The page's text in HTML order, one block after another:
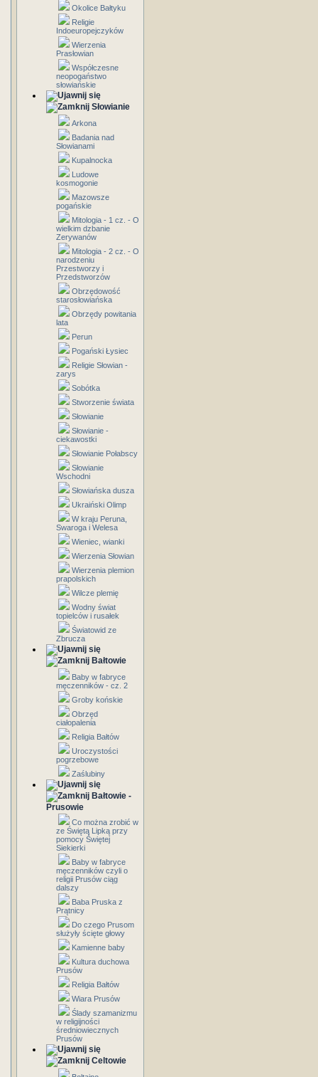
Okolice Bałtyku
Religie
Indoeuropejczyków
Wierzenia
Prasłowian
Współczesne
neopogaństwo
słowiańskie
Słowianie
Arkona
Badania nad
Słowianami
Kupalnocka
Ludowe
kosmogonie
Mazowsze
pogańskie
Mitologia - 1 cz. - O
wielkim dzbanie
Zerywanów
Mitologia - 2 cz. - O
narodzeniu
Przestworzy i
Przedstworzów
Obrzędowość
starosłowiańska
Obrzędy powitania
lata
Perun
Pogański Łysiec
Religie Słowian -
zarys
Sobótka
Stworzenie świata
Słowianie
Słowianie -
ciekawostki
Słowianie Połabscy
Słowianie
Wschodni
Słowiańska dusza
Ukraiński Olimp
W kraju Peruna,
Swaroga i Welesa
Wieniec, wianki
Wierzenia Słowian
Wierzenia plemion
prapolskich
Wilcze plemię
Wodny świat
topielców i rusałek
Światowid ze
Zbrucza
Bałtowie
Baby w fabryce
męczenników - cz. 2
Groby końskie
Obrzęd
ciałopalenia
Religia Bałtów
Uroczystości
pogrzebowe
Zaślubiny
Bałtowie -
Prusowie
Co można zrobić w
ze Świętą Lipką przy
pomocy Świętej
Siekierki
Baby w fabryce
męczenników czyli o
religii Prusów ciąg
dalszy
Baba Pruska z
Prątnicy
Do czego Prusom
służyły ścięte głowy
Kamienne baby
Kultura duchowa
Prusów
Religia Bałtów
Wiara Prusów
Ślady szamanizmu
w religijności
średniowiecznych
Prusów
Celtowie